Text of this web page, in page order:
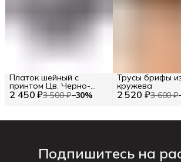
2 450 ₽3 500 ₽−30%
Платок шейный с
принтом Цв. Черно-
белый 2 520 ₽3 600 ₽
Трусы брифы
кружева
Подпишитесь на